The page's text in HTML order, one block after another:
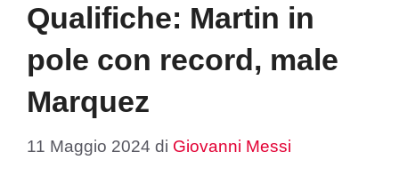
Qualifiche: Martin in
pole con record, male
Marquez
11 Maggio 2024 di Giovanni Messi